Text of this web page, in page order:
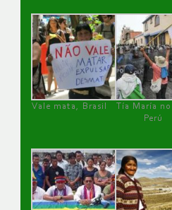
Vale mata, Brasil
Tía María
Perú